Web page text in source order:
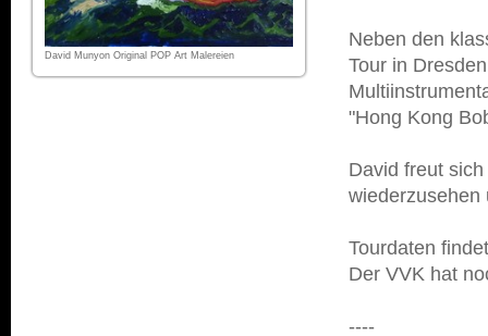
David Munyon Original POP Art Malereien
Neben den
Tour in
"Hong Kong
David freut
wiederzusehen
Tourdaten
Der VVK hat
----